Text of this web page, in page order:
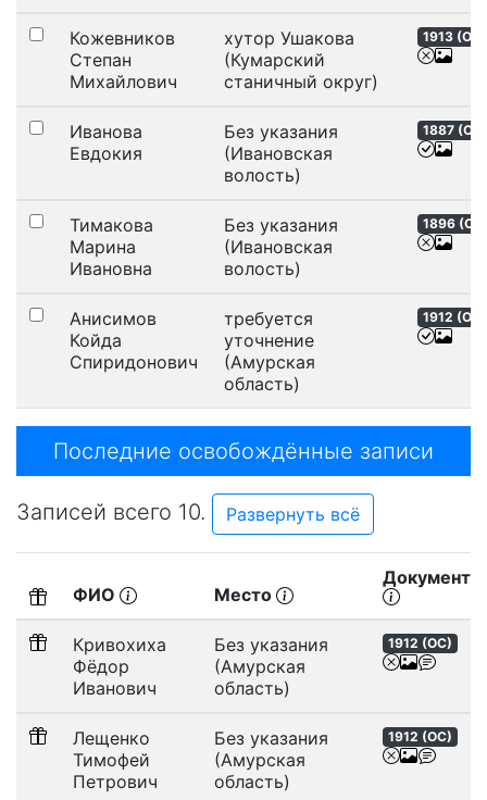
Кожевников
Степан
Михайлович
хутор Ушакова
(Кумарский
станичный округ)
1913 (ОС
Иванова
Евдокия
Без указания
(Ивановская
волость)
1887 (ОС
Тимакова
Марина
Ивановна
Без указания
(Ивановская
волость)
1896 (ОС
Анисимов
Койда
Спиридонович
требуется
уточнение
(Амурская
область)
1912 (ОС
Последние освобождённые записи
Записей всего 10. Развернуть всё
ФИО Место
Документ
Кривохиха
Фёдор
Иванович
Без указания
(Амурская
область)
1912 (ОС)
Лещенко
Тимофей
Петрович
Без указания
(Амурская
область)
1912 (ОС)